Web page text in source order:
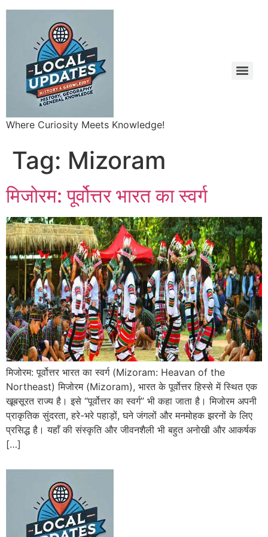
Where Curiosity Meets Knowledge!
Tag: Mizoram
मिजोरम: पूर्वोत्तर भारत का स्वर्ग
मिजोरम: पूर्वोत्तर भारत का स्वर्ग (Mizoram: Heavan of the
Northeast) मिजोरम (Mizoram), भारत के पूर्वोत्तर हिस्से में स्थित एक
खूबसूरत राज्य है। इसे “पूर्वोत्तर का स्वर्ग” भी कहा जाता है। मिजोरम अपनी
प्राकृतिक सुंदरता, हरे-भरे पहाड़ों, घने जंगलों और मनमोहक झरनों के लिए
प्रसिद्ध है। यहाँ की संस्कृति और जीवनशैली भी बहुत अनोखी और आकर्षक
[…]